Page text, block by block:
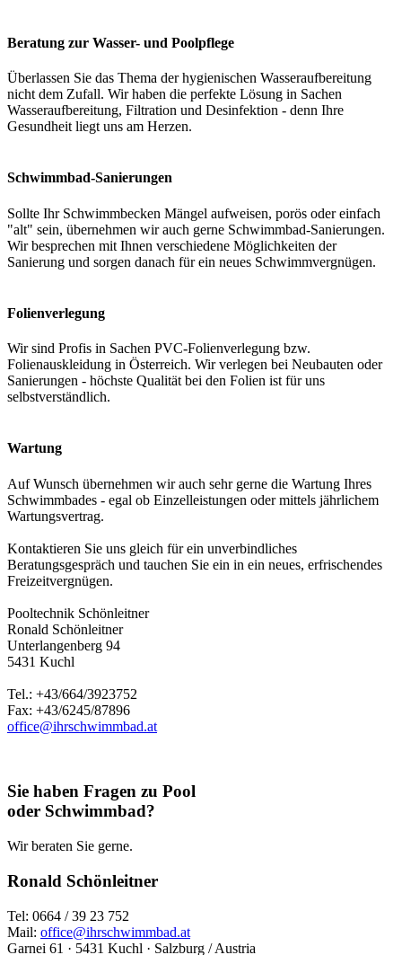
Beratung zur Wasser- und Poolpflege
Überlassen Sie das Thema der hygienischen Wasseraufbereitung
nicht dem Zufall. Wir haben die perfekte Lösung in Sachen
Wasseraufbereitung, Filtration und Desinfektion - denn Ihre
Gesundheit liegt uns am Herzen.
Schwimmbad-Sanierungen
Sollte Ihr Schwimmbecken Mängel aufweisen, porös oder einfach
"alt" sein, übernehmen wir auch gerne Schwimmbad-Sanierungen.
Wir besprechen mit Ihnen verschiedene Möglichkeiten der
Sanierung und sorgen danach für ein neues Schwimmvergnügen.
Folienverlegung
Wir sind Profis in Sachen PVC-Folienverlegung bzw.
Folienauskleidung in Österreich. Wir verlegen bei Neubauten oder
Sanierungen - höchste Qualität bei den Folien ist für uns
selbstverständlich.
Wartung
Auf Wunsch übernehmen wir auch sehr gerne die Wartung Ihres
Schwimmbades - egal ob Einzelleistungen oder mittels jährlichem
Wartungsvertrag.
Kontaktieren Sie uns gleich für ein unverbindliches
Beratungsgespräch und tauchen Sie ein in ein neues, erfrischendes
Freizeitvergnügen.
Pooltechnik Schönleitner
Ronald Schönleitner
Unterlangenberg 94
5431 Kuchl
Tel.: +43/664/3923752
Fax: +43/6245/87896
office@ihrschwimmbad.at
Sie haben Fragen zu Pool
oder Schwimmbad?
Wir beraten Sie gerne.
Ronald Schönleitner
Tel: 0664 / 39 23 752
Mail: office@ihrschwimmbad.at
Garnei 61 · 5431 Kuchl · Salzburg / Austria